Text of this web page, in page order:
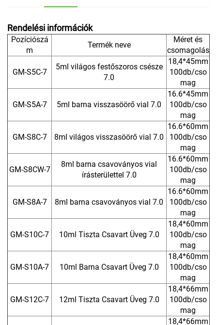
Rendelési információk
Pozíciószá
m
Termék neve
Méret és
csomagolás
GM-S5C-7
5ml világos festőszoros csésze
7.0
18,4*45mm
100db/cso
mag
GM-S5A-7 5ml barna visszasöörő vial 7.0
16.6*45mm
100db/cso
mag
GM-S8C-7 8ml világos visszasöörő vial 7.0
16.6*60mm
100db/cso
mag
GM-S8CW-7
8ml barna csavoványos vial
írásterülettel 7.0
16.6*60mm
100db/cso
mag
GM-S8A-7 8ml barna csavoványos vial 7.0
16.6*60mm
100db/cso
mag
GM-S10C-7 10ml Tiszta Csavart Üveg 7.0
18,4*60mm
100db/cso
mag
GM-S10A-7 10ml Barna Csavart Üveg 7.0
18,4*60mm
100db/cso
mag
GM-S12C-7 12ml Tiszta Csavart Üveg 7.0
18,4*66mm
100db/cso
mag
18,4*66mm